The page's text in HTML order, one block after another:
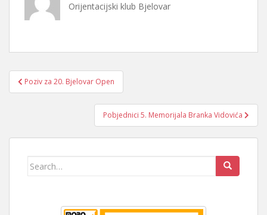
Orijentacijski klub Bjelovar
Navigacija
objava
Poziv za 20. Bjelovar Open
Pobjednici 5. Memorijala Branka Vidovića
Search